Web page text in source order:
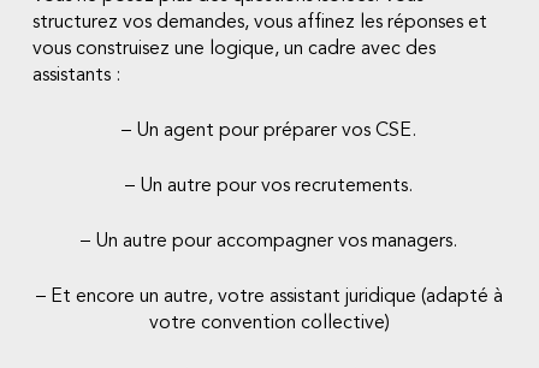
structurez vos demandes, vous affinez les réponses et
vous construisez une logique, un cadre avec des
assistants :
– Un agent pour préparer vos CSE.
– Un autre pour vos recrutements.
– Un autre pour accompagner vos managers.
– Et encore un autre, votre assistant juridique (adapté à
votre convention collective)